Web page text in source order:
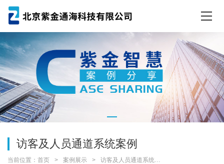
访客及人员通道系统案例
当前位置： 首页 案例展示 访客及人员通道系统案例